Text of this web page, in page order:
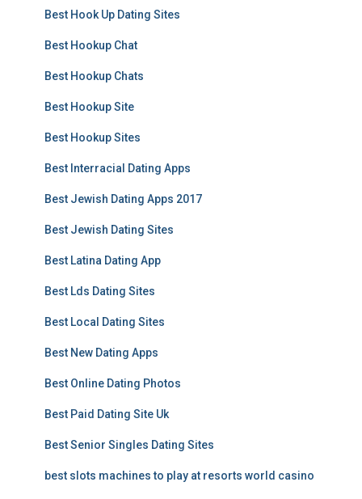
Best Hook Up Dating Sites
Best Hookup Chat
Best Hookup Chats
Best Hookup Site
Best Hookup Sites
Best Interracial Dating Apps
Best Jewish Dating Apps 2017
Best Jewish Dating Sites
Best Latina Dating App
Best Lds Dating Sites
Best Local Dating Sites
Best New Dating Apps
Best Online Dating Photos
Best Paid Dating Site Uk
Best Senior Singles Dating Sites
best slots machines to play at resorts world casino